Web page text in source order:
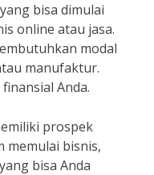
bisa dimulai
online atau jasa.
modal
manufaktur.
Anda.
prospek
memulai bisnis,
bisa Anda